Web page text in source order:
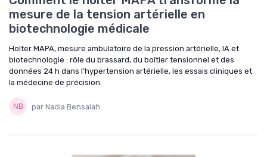
mesure de la tension artérielle en
biotechnologie médicale
Holter MAPA, mesure ambulatoire de la pression artérielle, IA et
biotechnologie : rôle du brassard, du boîtier tensionnel et des
données 24 h dans l’hypertension artérielle, les essais cliniques et
la médecine de précision.
par Nadia Bensalah